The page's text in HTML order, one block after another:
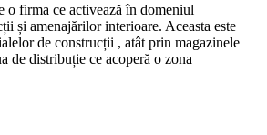
firma ce activează în domeniul
și amenajărilor interioare. Aceasta este
de construcții , atât prin magazinele
de distribuție ce acoperă o zona